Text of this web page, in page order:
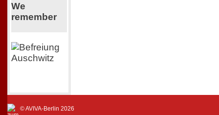
We
remember
© AVIVA-Berlin 2026